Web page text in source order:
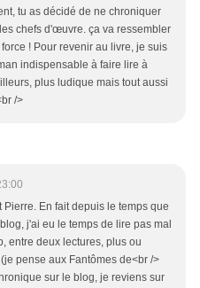
tu as décidé de ne chroniquer
chefs d'œuvre. ça va ressembler
! Pour revenir au livre, je suis
indispensable à faire lire à
plus ludique mais tout aussi
/>
Pierre. En fait depuis le temps que
j'ai eu le temps de lire pas mal
entre deux lectures, plus ou
pense aux Fantômes de<br />
sur le blog, je reviens sur